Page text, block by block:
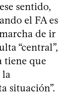
sentido,
el FA es
de ir
“central”,
tiene que
la
situación”.